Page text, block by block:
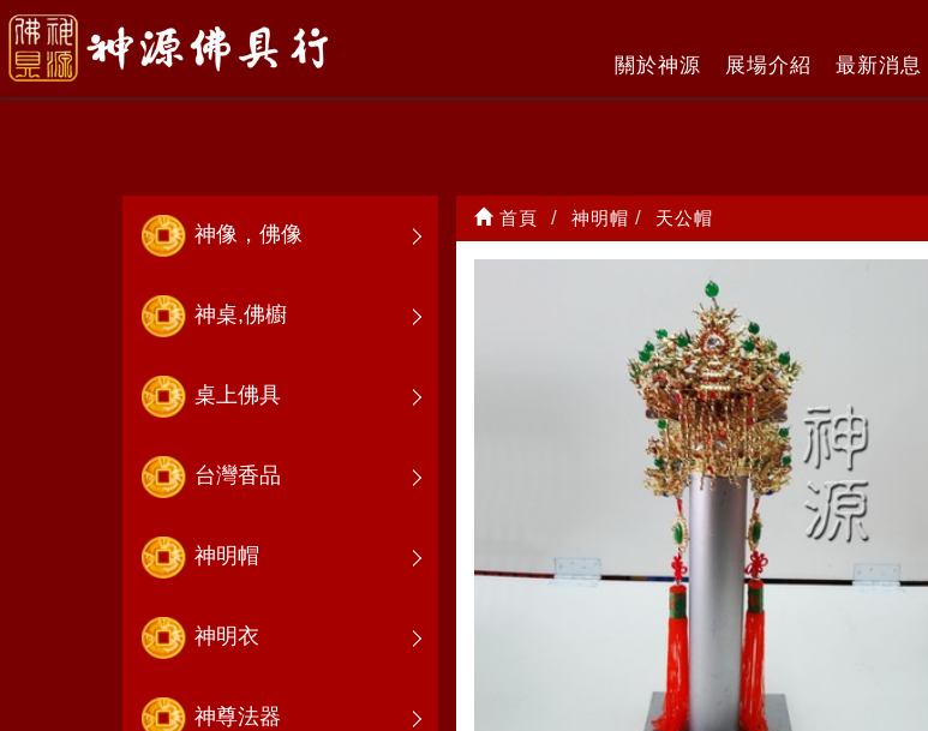
關於神源 展場介紹 最新消息
天公帽
神像，佛像
神桌,佛櫥
桌上佛具
台灣香品
神明帽
神明衣
神尊法器
首頁 神明帽 天公帽